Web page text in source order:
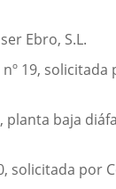
Ebro, S.L.
solicitada
baja
solicitada por